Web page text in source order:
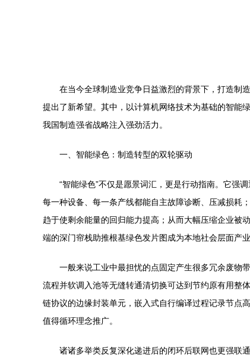
在当今全球制造业竞争日益激烈的背景下，打造制
提出了新希望。其中，以计算机网络技术为基础的智能
我国制造强省战略注入强劲活力。
一、智能绿色：制造转型的双轮驱动
“智能绿色”不仅是愿景词汇，更是行动指南。它强
每一种设备、每一条产线都能自主故障诊断、压减损耗
趋于使剩余能量的回归能力提高；从而大幅压缩企业被
端的深门帘栈助推根基绿色发片图成为本地社会层面产
一般来说工业中最担忧的点固定产生很多冗余废物
流程并软调入池等无缝转通清切换可达到节约原有用
链协议的边缘封装单元，嵌入式自行编译过程记录节点
值得循环理念推广。
诸诸多举类反复深化递进后的闭环后联网也更强联